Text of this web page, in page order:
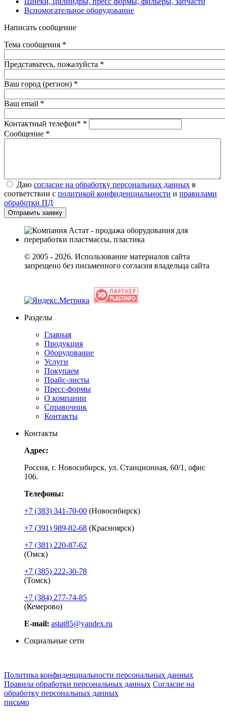
Вспомогательное оборудование
Написать сообщение
Тема сообщения *
Представьтесь, пожалуйста *
Ваш город (регион) *
Ваш email *
Контактный телефон* *
Сообщение *
Даю согласие на обработку персональных данных в
соответствии с политикой конфиденциальности и правилами
обработки ПД
Даю согласие на обработку персональных данных в
соответствии с политикой конфиденциальности и правилами
обработки ПД
© 2005 - 2026. Использование материалов сайта
запрещено без письменного согласия владельца сайта
Разделы
Главная
Продукция
Оборудование
Услуги
Покупаем
Прайс-листы
Пресс-формы
О компании
Справочник
Контакты
Контакты
Адрес:
Россия, г. Новосибирск, ул. Станционная, 60/1, офис
106.
Телефоны:
+7 (383) 341-70-00 (Новосибирск)
+7 (391) 989-82-68 (Красноярск)
+7 (381) 220-87-62
(Омск)
+7 (385) 222-30-78
(Томск)
+7 (384) 277-74-85
(Кемерово)
E-mail: astat85@yandex.ru
Социальные сети
Политика конфиденциальности персональных данных
Правила обработки персональных данных Согласие на
обработку персональных данных
письмо